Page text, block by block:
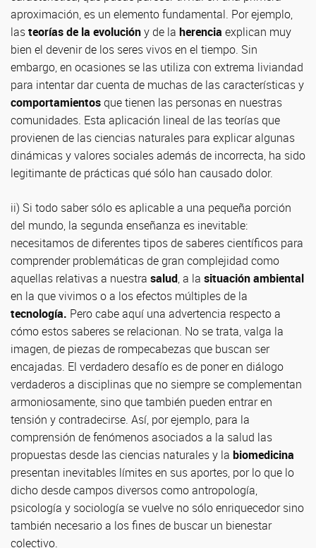
aproximación, es un elemento fundamental. Por ejemplo,
lasteorías de la evolucióny de la herencia explican muy
bien el devenir de los seres vivos en el tiempo. Sin
embargo, en ocasiones se las utiliza con extrema liviandad
para intentar dar cuenta de muchas de las características y
comportamientosque tienen las personas en nuestras
comunidades. Esta aplicación lineal de las teorías que
provienen de las ciencias naturales para explicar algunas
dinámicas y valores sociales además de incorrecta, ha sido
legitimante de prácticas qué sólo han causado dolor.
ii) Si todo saber sólo es aplicable a una pequeña porción
del mundo, la segunda enseñanza es inevitable:
necesitamos de diferentes tipos de saberes científicos para
comprender problemáticas de gran complejidad como
aquellas relativas a nuestra salud, a la situación ambiental
en la que vivimos o a los efectos múltiples de la
tecnología. Pero cabe aquí una advertencia respecto a
cómo estos saberes se relacionan. No se trata, valga la
imagen, de piezas de rompecabezas que buscan ser
encajadas. El verdadero desafío es de poner en diálogo
verdaderos a disciplinas que no siempre se complementan
armoniosamente, sino que también pueden entrar en
tensión y contradecirse. Así, por ejemplo, para la
comprensión de fenómenos asociados a la salud las
propuestas desde las ciencias naturales y la biomedicina
presentan inevitables límites en sus aportes, por lo que lo
dicho desde campos diversos como antropología,
psicología y sociología se vuelve no sólo enriquecedor sino
también necesario a los fines de buscar un bienestar
colectivo.